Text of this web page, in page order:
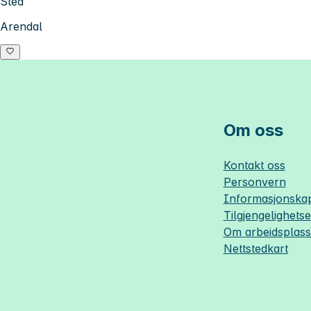
Arendal
Om oss
Kontakt oss
Personvern
Om
Nettstedkart